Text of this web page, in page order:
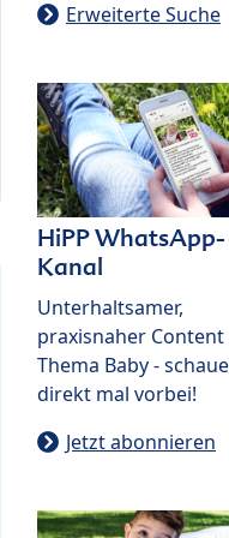
Erweiterte Suche
HiPP WhatsApp-
Kanal
Unterhaltsamer,
praxisnaher Content
Thema Baby -
direkt mal vorbei!
Jetzt abonnieren